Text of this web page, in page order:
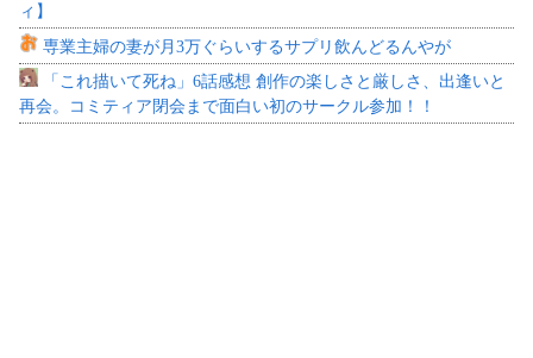
ィ】
専業主婦の妻が月3万ぐらいするサプリ飲んどるんやが
「これ描いて死ね」6話感想 創作の楽しさと厳しさ、出逢いと
再会。コミティア閉会まで面白い初のサークル参加！！